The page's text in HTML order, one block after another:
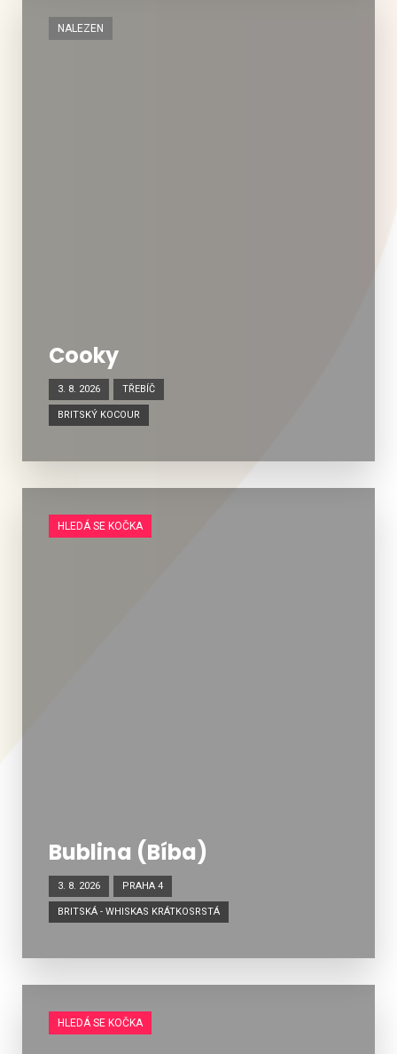
NALEZEN
Cooky
3. 8. 2026 TŘEBÍČ
BRITSKÝ KOCOUR
HLEDÁ SE KOČKA
Bublina (Bíba)
3. 8. 2026 PRAHA 4
BRITSKÁ - WHISKAS KRÁTKOSRSTÁ
HLEDÁ SE KOČKA